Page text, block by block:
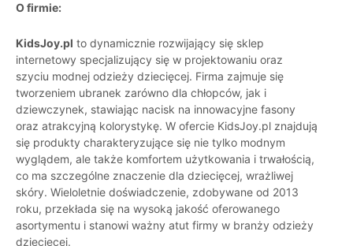
O firmie:
KidsJoy.pl to dynamicznie rozwijający się sklep
internetowy specjalizujący się w projektowaniu oraz
szyciu modnej odzieży dziecięcej. Firma zajmuje się
tworzeniem ubranek zarówno dla chłopców, jak i
dziewczynek, stawiając nacisk na innowacyjne fasony
oraz atrakcyjną kolorystykę. W ofercie KidsJoy.pl znajdują
się produkty charakteryzujące się nie tylko modnym
wyglądem, ale także komfortem użytkowania i trwałością,
co ma szczególne znaczenie dla dziecięcej, wrażliwej
skóry. Wieloletnie doświadczenie, zdobywane od 2013
roku, przekłada się na wysoką jakość oferowanego
asortymentu i stanowi ważny atut firmy w branży odzieży
dziecięcej.